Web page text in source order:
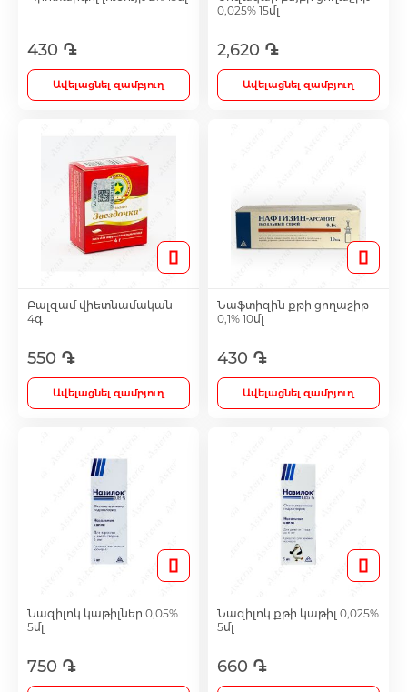
Antidepressants
Բոլորը
430 ֏
Ավելացնել զամբյուղ
0,025% 15մլ
2,620 ֏
Ավելացնել զամբյուղ
Բալզամ վիետնամական
4գ
550 ֏
Ավելացնել զամբյուղ
Նաֆտիզին քթի ցողաշիթ
0,1% 10մլ
430 ֏
Ավելացնել զամբյուղ
Նազիլոկ կաթիլներ 0,05%
5մլ
750 ֏
Նազիլոկ քթի կաթիլ 0,025%
5մլ
660 ֏